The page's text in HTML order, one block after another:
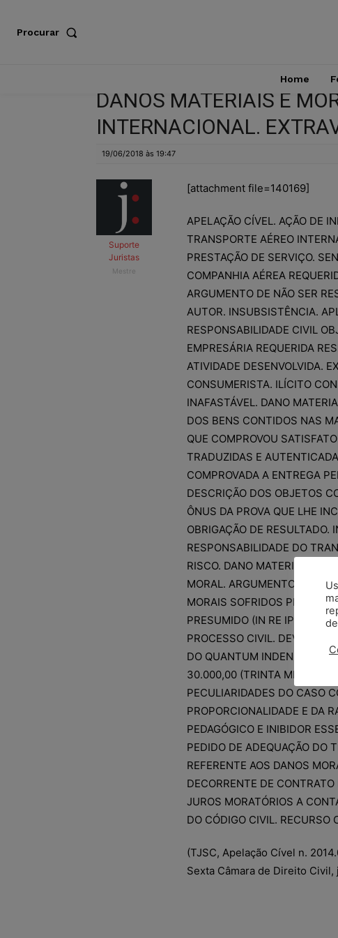
Procurar
Home
DANOS MATERIAIS E
INTERNACIONAL.
19/06/2018 às 19:47
Suporte
Juristas
Mestre
[attachment file=140169]
APELAÇÃO CÍVEL. AÇÃO DE
TRANSPORTE AÉREO
PRESTAÇÃO DE SERVIÇO.
COMPANHIA AÉREA
ARGUMENTO DE NÃO SER
AUTOR. INSUBSISTÊNCIA.
RESPONSABILIDADE CIVIL
EMPRESÁRIA REQUERIDA
ATIVIDADE DESENVOLVIDA.
CONSUMERISTA. ILÍCITO
INAFASTÁVEL. DANO
DOS BENS CONTIDOS NAS
QUE COMPROVOU
TRADUZIDAS E
COMPROVADA A ENTREGA
DESCRIÇÃO DOS OBJETOS
ÔNUS DA PROVA QUE LHE
OBRIGAÇÃO DE RESULTADO.
RESPONSABILIDADE DO
RISCO. DANO MATERIAL
MORAL. ARGUMENTO DE
MORAIS SOFRIDOS PELO
PRESUMIDO (IN RE IPSA).
PROCESSO CIVIL. DEVER DE
DO QUANTUM
30.000,00 (TRINTA MIL
PECULIARIDADES DO CASO
PROPORCIONALIDADE E DA
PEDAGÓGICO E INIBIDOR
PEDIDO DE ADEQUAÇÃO DO
REFERENTE AOS DANOS
DECORRENTE DE
JUROS MORATÓRIOS A
DO CÓDIGO CIVIL. RECURSO
(TJSC, Apelação Cível n.
Sexta Câmara de Direito